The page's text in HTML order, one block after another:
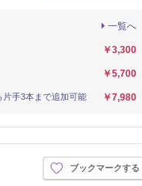
一覧へ
￥3,300
￥5,700
片手3本まで追加可能 ￥7,980
ブックマークする